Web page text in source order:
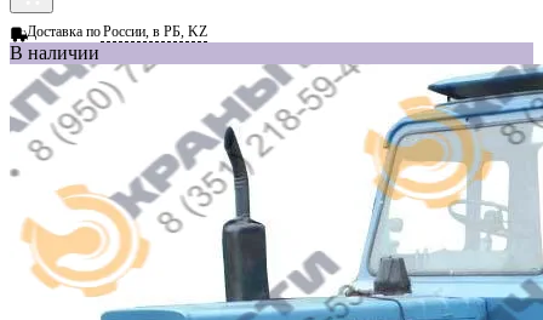
Доставка поРоссии, в РБ, KZ
В наличии